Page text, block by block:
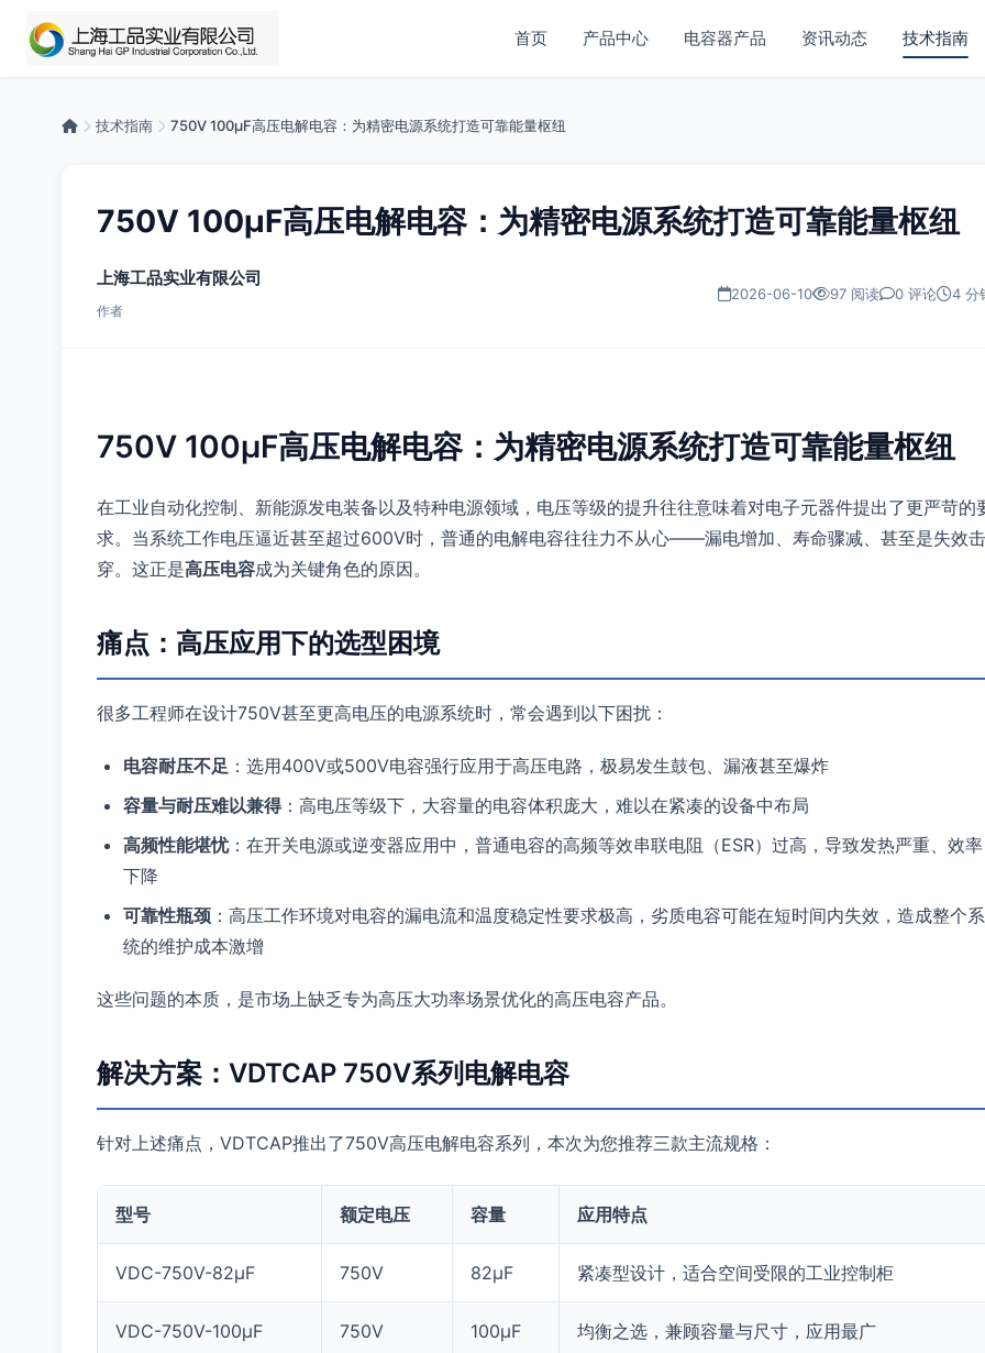
首页 产品中心 电容器产品 资讯动态 技术指南
技术指南 750V 100μF高压电解电容：为精密电源系统打造可靠能量枢纽
750V 100μF高压电解电容：为精密电源系统打造可靠能量枢纽
上海工品实业有限公司
作者
2026-06-10 97 阅读 0 评论 4 分
750V 100μF高压电解电容：为精密电源系统打造可靠能量枢纽
在工业自动化控制、新能源发电装备以及特种电源领域，电压等级的提升往往意味着对电子元器件提出了更严苛的
求。当系统工作电压逼近甚至超过600V时，普通的电解电容往往力不从心——漏电增加、寿命骤减、甚至是失效击
穿。这正是高压电容成为关键角色的原因。
痛点：高压应用下的选型困境
很多工程师在设计750V甚至更高电压的电源系统时，常会遇到以下困扰：
电容耐压不足 ：选用400V或500V电容强行应用于高压电路，极易发生鼓包、漏液甚至爆炸
容量与耐压难以兼得：高电压等级下，大容量的电容体积庞大，难以在紧凑的设备中布局
高频性能堪忧：在开关电源或逆变器应用中，普通电容的高频等效串联电阻（ESR）过高，导致发热严重、效率
下降
可靠性瓶颈 ：高压工作环境对电容的漏电流和温度稳定性要求极高，劣质电容可能在短时间内失效，造成整个系
统的维护成本激增
这些问题的本质，是市场上缺乏专为高压大功率场景优化的高压电容产品。
解决方案：VDTCAP 750V系列电解电容
针对上述痛点，VDTCAP推出了750V高压电解电容系列，本次为您推荐三款主流规格：
型号 额定电压 容量 应用特点
VDC-750V-82μF 750V 82μF 紧凑型设计，适合空间受限的工业控制柜
VDC-750V-100μF 750V 100μF 均衡之选，兼顾容量与尺寸，应用最广